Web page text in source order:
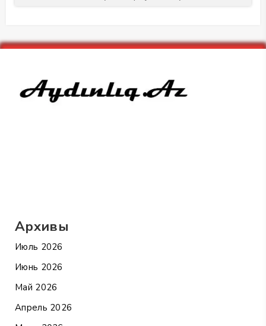
Архивы
Июль 2026
Июнь 2026
Май 2026
Апрель 2026